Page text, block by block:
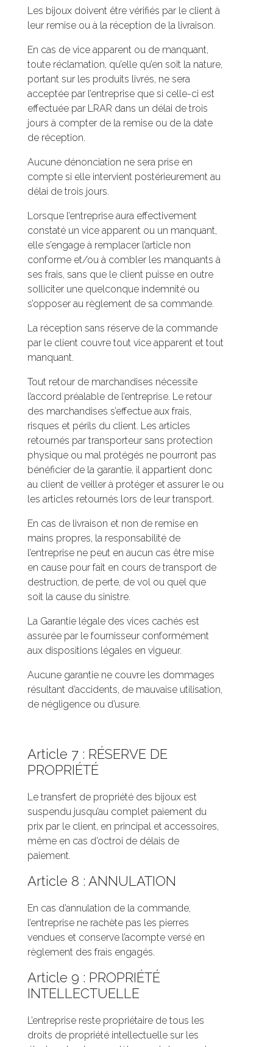
Les bijoux doivent être vérifiés par le client à
leur remise ou à la réception de la livraison.
En cas de vice apparent ou de manquant,
toute réclamation, qu’elle qu’en soit la nature,
portant sur les produits livrés, ne sera
acceptée par l’entreprise que si celle-ci est
effectuée par LRAR dans un délai de trois
jours à compter de la remise ou de la date
de réception.
Aucune dénonciation ne sera prise en
compte si elle intervient postérieurement au
délai de trois jours.
Lorsque l’entreprise aura effectivement
constaté un vice apparent ou un manquant,
elle s’engage à remplacer l’article non
conforme et/ou à combler les manquants à
ses frais, sans que le client puisse en outre
solliciter une quelconque indemnité ou
s’opposer au règlement de sa commande.
La réception sans réserve de la commande
par le client couvre tout vice apparent et tout
manquant.
Tout retour de marchandises nécessite
l’accord préalable de l’entreprise. Le retour
des marchandises s’effectue aux frais,
risques et périls du client. Les articles
retournés par transporteur sans protection
physique ou mal protégés ne pourront pas
bénéficier de la garantie, il appartient donc
au client de veiller à protéger et assurer le ou
les articles retournés lors de leur transport.
En cas de livraison et non de remise en
mains propres, la responsabilité de
l’entreprise ne peut en aucun cas être mise
en cause pour fait en cours de transport de
destruction, de perte, de vol ou quel que
soit la cause du sinistre.
La Garantie légale des vices cachés est
assurée par le fournisseur conformément
aux dispositions légales en vigueur.
Aucune garantie ne couvre les dommages
résultant d’accidents, de mauvaise utilisation,
de négligence ou d’usure.
Article 7 : RÉSERVE DE
PROPRIÉTÉ
Le transfert de propriété des bijoux est
suspendu jusqu’au complet paiement du
prix par le client, en principal et accessoires,
même en cas d’octroi de délais de
paiement.
Article 8 : ANNULATION
En cas d’annulation de la commande,
l’entreprise ne rachète pas les pierres
vendues et conserve l’acompte versé en
règlement des frais engagés.
Article 9 : PROPRIÉTÉ
INTELLECTUELLE
L’entreprise reste propriétaire de tous les
droits de propriété intellectuelle sur les